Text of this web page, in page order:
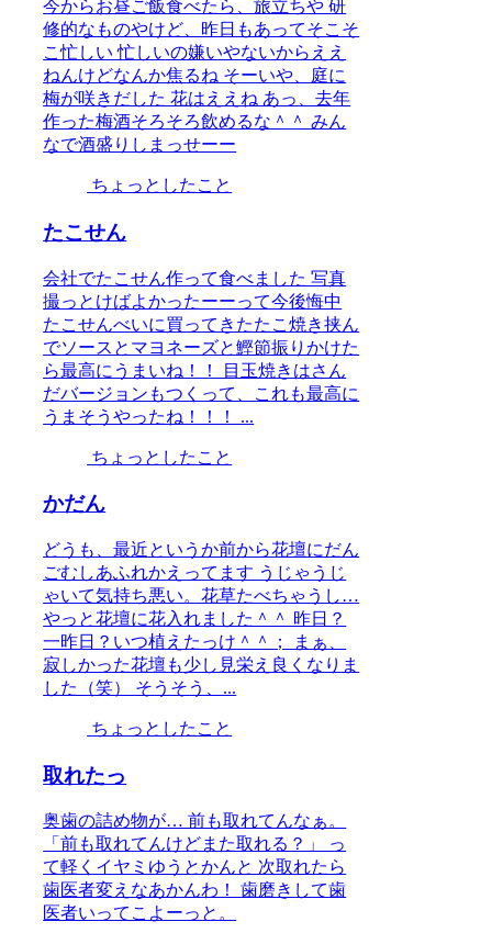
今からお昼ご飯食べたら、旅立ちや 研
修的なものやけど、昨日もあってそこそ
こ忙しい 忙しいの嫌いやないからええ
ねんけどなんか焦るね そーいや、庭に
梅が咲きだした 花はええね あっ、去年
作った梅酒そろそろ飲めるな＾＾ みん
なで酒盛りしまっせーー
ちょっとしたこと
たこせん
会社でたこせん作って食べました 写真
撮っとけばよかったーーって今後悔中
たこせんべいに買ってきたたこ焼き挟ん
でソースとマヨネーズと鰹節振りかけた
ら最高にうまいね！！ 目玉焼きはさん
だバージョンもつくって、これも最高に
うまそうやったね！！！ ...
ちょっとしたこと
かだん
どうも、最近というか前から花壇にだん
ごむしあふれかえってます うじゃうじ
ゃいて気持ち悪い。花草たべちゃうし…
やっと花壇に花入れました＾＾ 昨日？
一昨日？いつ植えたっけ＾＾； まぁ、
寂しかった花壇も少し見栄え良くなりま
した（笑） そうそう、...
ちょっとしたこと
取れたっ
奥歯の詰め物が… 前も取れてんなぁ。
「前も取れてんけどまた取れる？」 っ
て軽くイヤミゆうとかんと 次取れたら
歯医者変えなあかんわ！ 歯磨きして歯
医者いってこよーっと。